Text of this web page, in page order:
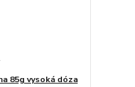
85g vysoká dóza